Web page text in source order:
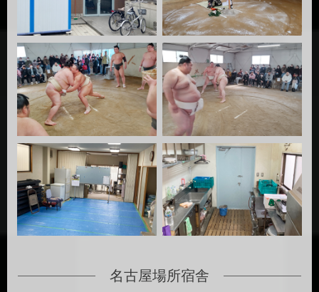
名古屋場所宿舎